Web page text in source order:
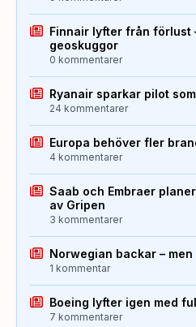
Finnair lyfter från förlust
geoskuggor
0 kommentarer
Ryanair sparkar pilot
24 kommentarer
Europa behöver fler
4 kommentarer
Saab och Embraer
av Gripen
3 kommentarer
Norwegian backar –
1 kommentar
Boeing lyfter igen med
7 kommentarer